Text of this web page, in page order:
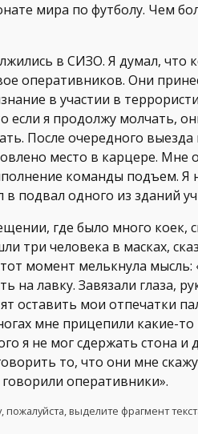
мира по футболу. Чем
в СИЗО. Я думал, что
оперативников. Они
в участии в
если я продолжу молчать,
После очередного
место в карцере. Мне
команды подъем. Я
в подвал одного из зданий
где было много коек,
три человека в масках,
момент мелькнула мысль:
на лавку. Завязали глаза,
оставить мои отпечатки
мне прицепили какие-
я не мог сдержать стона
то, что они мне
оперативники».
выделите фрагмент